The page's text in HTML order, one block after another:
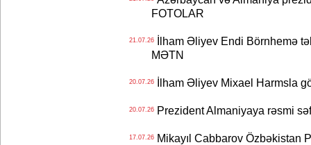
FOTOLAR
21.07.26İlham Əliyev Endi Börnhemə
MƏTN
20.07.26İlham Əliyev Mixael Harmsla
20.07.26Prezident Almaniyaya rəsmi
17.07.26Mikayıl Cabbarov Özbəkistan